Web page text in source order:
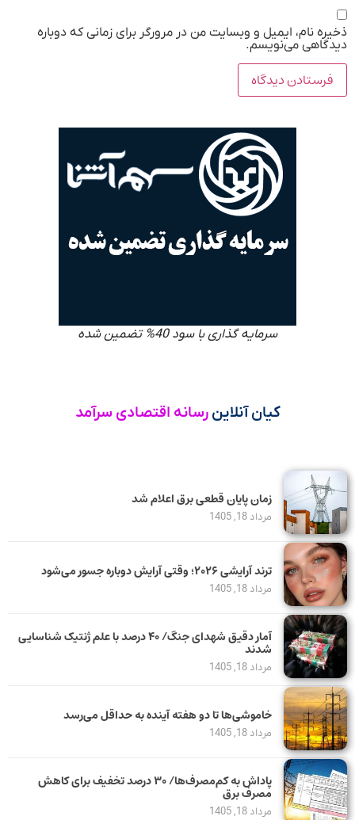
ذخیره نام، ایمیل و وبسایت من در مرورگر برای زمانی که دوباره
دیدگاهی می‌نویسم.
سرمایه گذاری با سود 40% تضمین شده
کیان آنلاین رسانه اقتصادی سرآمد
زمان پایان قطعی برق اعلام شد
مرداد 18, 1405
ترند آرایشی ۲۰۲۶؛ وقتی آرایش دوباره جسور می‌شود
مرداد 18, 1405
آمار دقیق شهدای جنگ/ ۴۰ درصد با علم ژنتیک شناسایی
شدند
مرداد 18, 1405
خاموشی‌ها تا دو هفته آینده به حداقل می‌رسد
مرداد 18, 1405
پاداش به کم‌مصرف‌ها/ ۳۰ درصد تخفیف برای کاهش
مصرف برق
مرداد 18, 1405